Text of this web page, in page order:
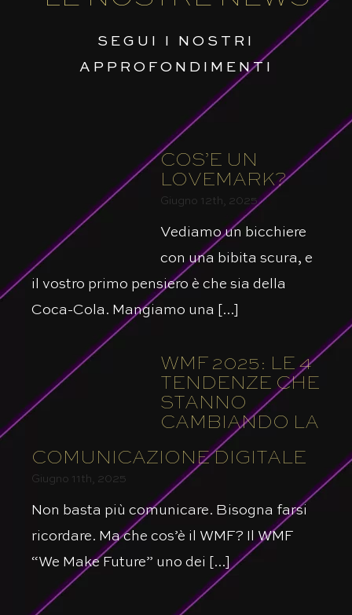
SEGUI I NOSTRI
APPROFONDIMENTI
COS’È UN
LOVEMARK?
Giugno 12th, 2025
Vediamo un bicchiere
con una bibita scura, e
il vostro primo pensiero è che sia della
Coca-Cola. Mangiamo una [...]
WMF 2025: LE 4
TENDENZE CHE
STANNO
CAMBIANDO LA
COMUNICAZIONE DIGITALE
Giugno 11th, 2025
Non basta più comunicare. Bisogna farsi
ricordare. Ma che cos’è il WMF? Il WMF
“We Make Future” uno dei [...]